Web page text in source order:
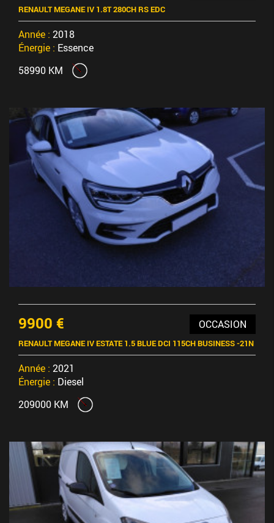
RENAULT MEGANE IV 1.8T 280CH RS EDC
Année : 2018
Énergie : Essence
58990 KM
9900 € OCCASION
RENAULT MEGANE IV ESTATE 1.5 BLUE DCI 115CH BUSINESS -21N
Année : 2021
Énergie : Diesel
209000 KM